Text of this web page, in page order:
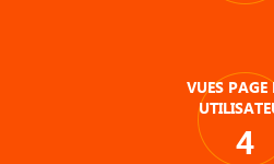
VUES PAGE
4